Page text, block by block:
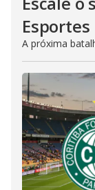
Esportes
A próxima